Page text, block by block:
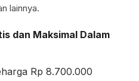
lainnya.
dan Maksimal Dalam
Rp 8.700.000